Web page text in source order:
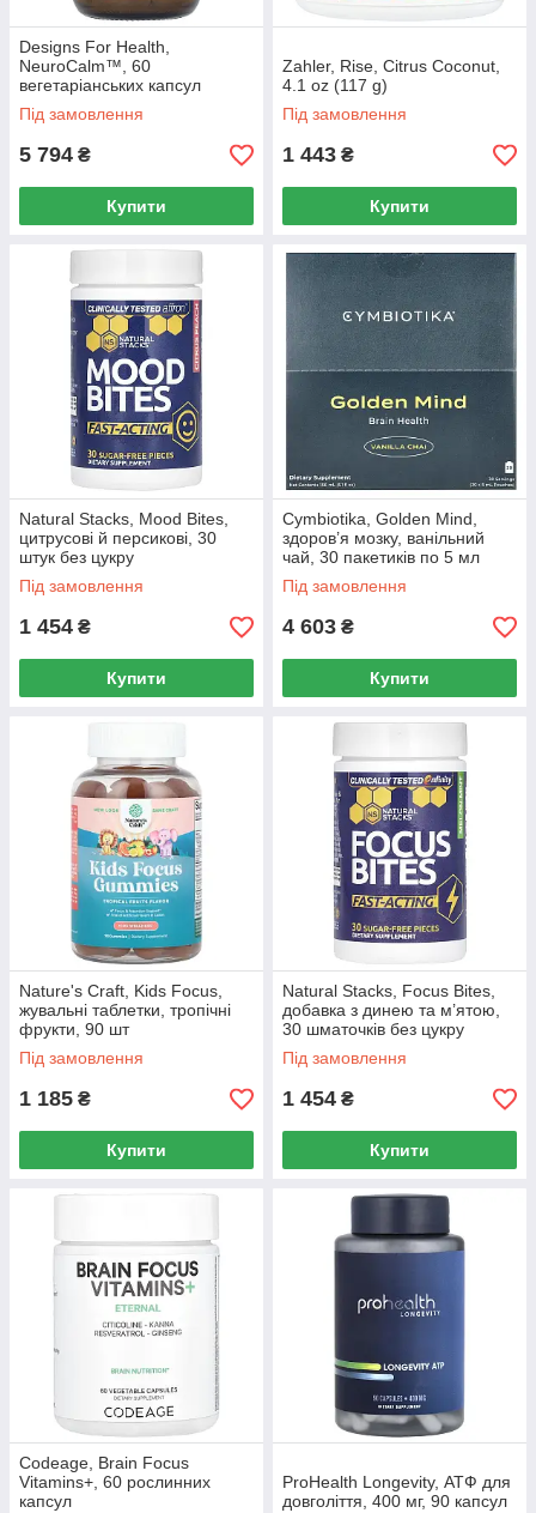
Designs For Health,
NeuroCalm™, 60
вегетаріанських капсул
Під замовлення
5 794 ₴
Купити
Zahler, Rise, Citrus Coconut,
4.1 oz (117 g)
Під замовлення
1 443 ₴
Купити
Natural Stacks, Mood Bites,
цитрусові й персикові, 30
штук без цукру
Під замовлення
1 454 ₴
Купити
Cymbiotika, Golden Mind,
здоров’я мозку, ванільний
чай, 30 пакетиків по 5 мл
Під замовлення
4 603 ₴
Купити
Nature's Craft, Kids Focus,
жувальні таблетки, тропічні
фрукти, 90 шт
Під замовлення
1 185 ₴
Купити
Natural Stacks, Focus Bites,
добавка з динею та м’ятою,
30 шматочків без цукру
Під замовлення
1 454 ₴
Купити
Codeage, Brain Focus
Vitamins+, 60 рослинних
капсул
ProHealth Longevity, АТФ для
довголіття, 400 мг, 90 капсул